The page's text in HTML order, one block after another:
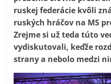
ruskej federácie kvôli
ruských hráčov na MS
Zrejme si už teda túto
vydiskutovali, keďže
strany a nebolo medzi